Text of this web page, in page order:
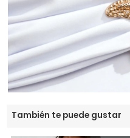
También te puede gustar